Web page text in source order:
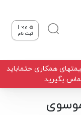
ورود |
ثبت نام
همکاری حتماباید
بگیرید